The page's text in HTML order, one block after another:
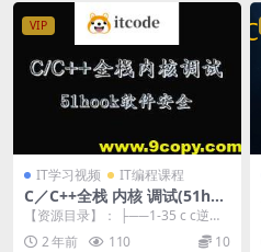
VIP
IT学习视频 IT编程课程
C／C++全栈 内核 调试(51hoo
k软件安全课程)
【资源目录】： ├──1-35 c c逆向
基础课 | ├──100_99List...
2 年前 110 10